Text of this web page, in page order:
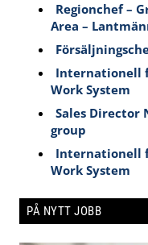
Regionchef –
Area –
Internationell
Work System
Sales Director
group
Internationell
Work System
PÅ NYTT JOBB